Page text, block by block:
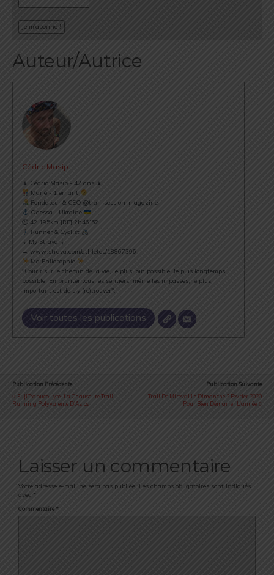
Auteur/Autrice
Cédric Masip
▲ Cédric Masip - 42 ans ▲
Marié - 1 enfant
Fondateur & CEO @trail_session_magazine
Odessa - Ukraine
⏱ 42.195km [RP] 2h46’52
Runner & Cyclist
⇣ My Strava ⇣
→ www.strava.com/athletes/18867396
Ma Philosophie
"Courir sur le chemin de la vie, le plus loin possible, le plus longtemps
possible. Emprunter tous les sentiers, même les impasses, le plus
important est de s’y (re)trouver".
Voir toutes les publications
Publication Précédente
FujiTrabuco Lyte : La Chaussure Trail
Running Polyvalente D'Asics
Publication Suivante
Trail De Mireval Le Dimanche 2 Février 2020
Pour Bien Démarrer L'année
Laisser un commentaire
Votre adresse e-mail ne sera pas publiée. Les champs obligatoires sont indiqués
avec *
Commentaire *